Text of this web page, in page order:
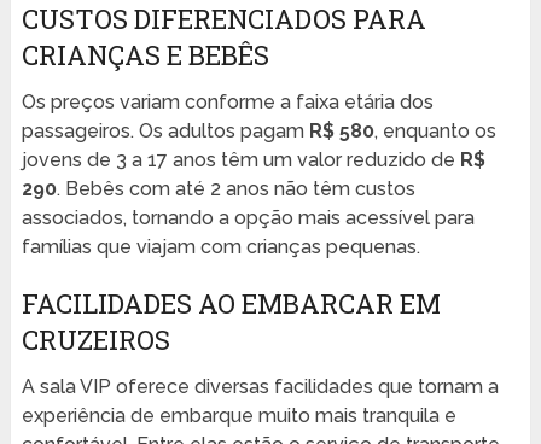
CUSTOS DIFERENCIADOS PARA
CRIANÇAS E BEBÊS
Os preços variam conforme a faixa etária dos
passageiros. Os adultos pagam R$ 580, enquanto os
jovens de 3 a 17 anos têm um valor reduzido de R$
290. Bebês com até 2 anos não têm custos
associados, tornando a opção mais acessível para
famílias que viajam com crianças pequenas.
FACILIDADES AO EMBARCAR EM
CRUZEIROS
A sala VIP oferece diversas facilidades que tornam a
experiência de embarque muito mais tranquila e